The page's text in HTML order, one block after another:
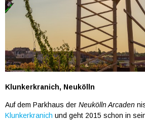
Klunkerkranich, Neukölln
Auf dem Parkhaus der Neukölln Arcaden
Klunkerkranich und geht 2015 schon in